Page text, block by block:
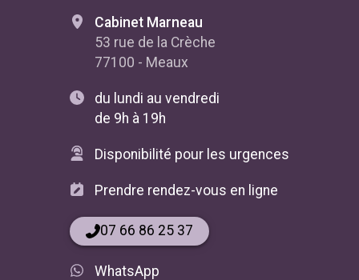
Cabinet Marneau
53 rue de la Crèche
77100 - Meaux
du lundi au vendredi
de 9h à 19h
Disponibilité pour les urgences
Prendre rendez-vous en ligne
07 66 86 25 37
WhatsApp